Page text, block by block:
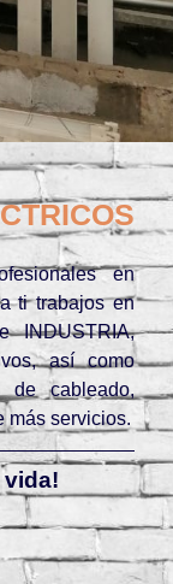
en
ti trabajos en
INDUSTRIA,
así como
de cableado,
más servicios.
vida!